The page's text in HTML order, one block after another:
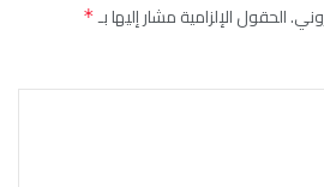
الحقول الإلزامية مشار إليها بـ*